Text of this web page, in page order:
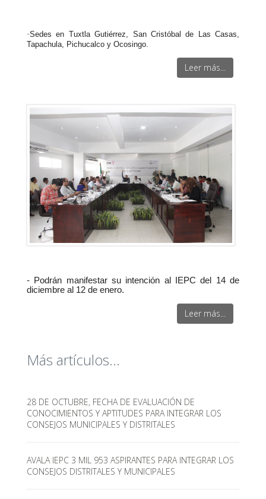
-Sedes en Tuxtla Gutiérrez, San Cristóbal de Las Casas,
Tapachula, Pichucalco y Ocosingo.
Leer más...
- Podrán manifestar su intención al IEPC del 14 de
diciembre al 12 de enero.
Leer más...
Más artículos...
28 DE OCTUBRE, FECHA DE EVALUACIÓN DE
CONOCIMIENTOS Y APTITUDES PARA INTEGRAR LOS
CONSEJOS MUNICIPALES Y DISTRITALES
AVALA IEPC 3 MIL 953 ASPIRANTES PARA INTEGRAR LOS
CONSEJOS DISTRITALES Y MUNICIPALES